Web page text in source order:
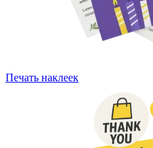
Печать наклеек